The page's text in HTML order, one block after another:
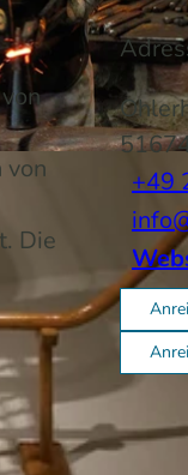
von
Die
+49